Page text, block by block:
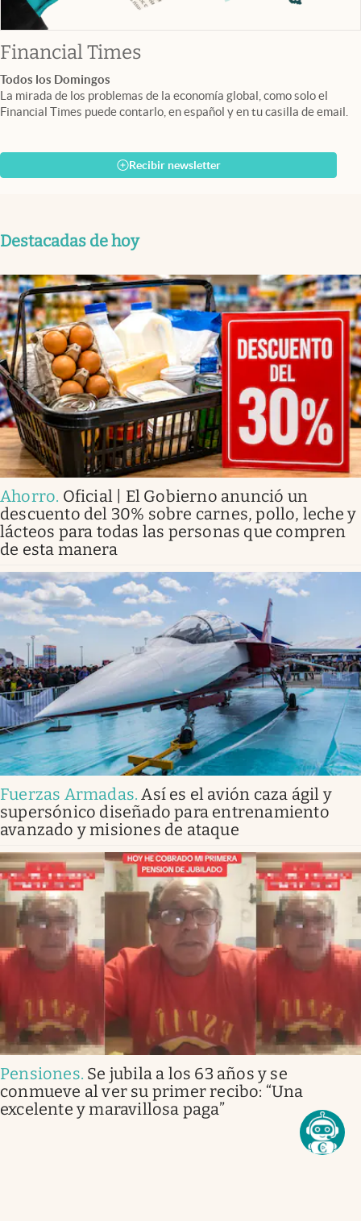
Financial Timesabre en nueva pestaña
Todos los Domingos
La mirada de los problemas de la economía global, como solo el
Financial Times puede contarlo, en español y en tu casilla de email.
Recibir newsletter
Destacadas de hoy
Ahorro. Oficial | El Gobierno anunció un
descuento del 30% sobre carnes, pollo, leche y
lácteos para todas las personas que compren
de esta manera
Fuerzas Armadas.Así es el avión caza ágil y
supersónico diseñado para entrenamiento
avanzado y misiones de ataque
Pensiones. Se jubila a los 63 años y se
conmueve al ver su primer recibo: “Una
excelente y maravillosa paga”